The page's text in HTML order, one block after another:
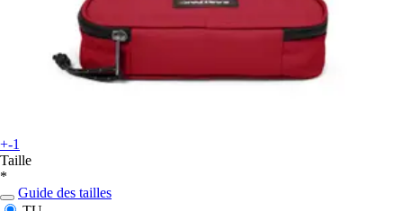
+-1
Taille
*
Guide des tailles